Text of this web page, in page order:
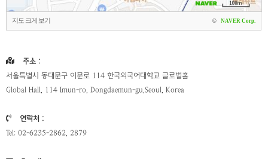
지도 크게 보기 © NAVER Corp.
주소 :
서울특별시 동대문구 이문로 114 한국외국어대학교 글로벌홀
Global Hall, 114 Imun-ro, Dongdaemun-gu,Seoul, Korea
연락처 :
Tel: 02-6235-2862, 2879